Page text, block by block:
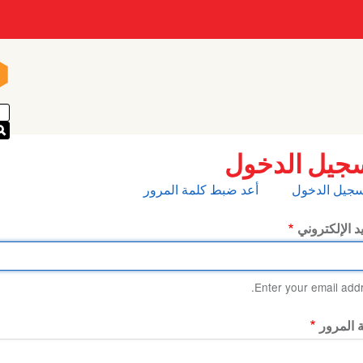
الدخول
الدخول أعد ضبط كلمة المرور
الإلكتروني
Enter your email
المرور